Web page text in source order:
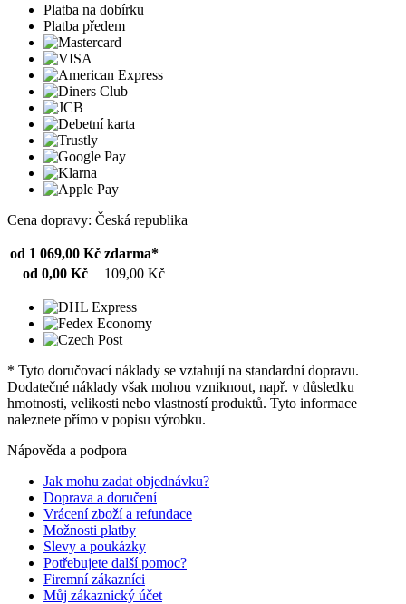
Platba na dobírku
Platba předem
Cena dopravy: Česká republika
od 1 069,00 Kč zdarma*
od 0,00 Kč
109,00 Kč
* Tyto doručovací náklady se vztahují na standardní dopravu.
Dodatečné náklady však mohou vzniknout, např. v důsledku
hmotnosti, velikosti nebo vlastností produktů. Tyto informace
naleznete přímo v popisu výrobku.
Nápověda a podpora
Jak mohu zadat objednávku?
Doprava a doručení
Vrácení zboží a refundace
Možnosti platby
Slevy a poukázky
Potřebujete další pomoc?
Firemní zákazníci
Můj zákaznický účet